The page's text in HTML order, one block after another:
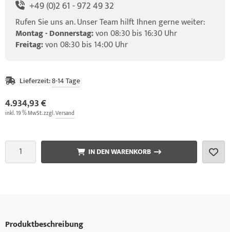
+49 (0)2 61 - 972 49 32
Rufen Sie uns an. Unser Team hilft Ihnen gerne weiter:
Montag - Donnerstag:von 08:30 bis 16:30 Uhr
Freitag:von 08:30 bis 14:00 Uhr
Lieferzeit:8-14 Tage
4.934,93 €
inkl. 19 % MwSt. zzgl.Versand
IN DEN WARENKORB
Produktbeschreibung